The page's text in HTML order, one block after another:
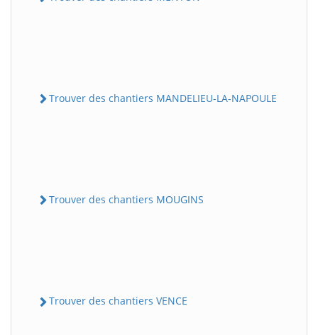
Trouver des chantiers MANDELIEU-LA-NAPOULE
Trouver des chantiers MOUGINS
Trouver des chantiers VENCE